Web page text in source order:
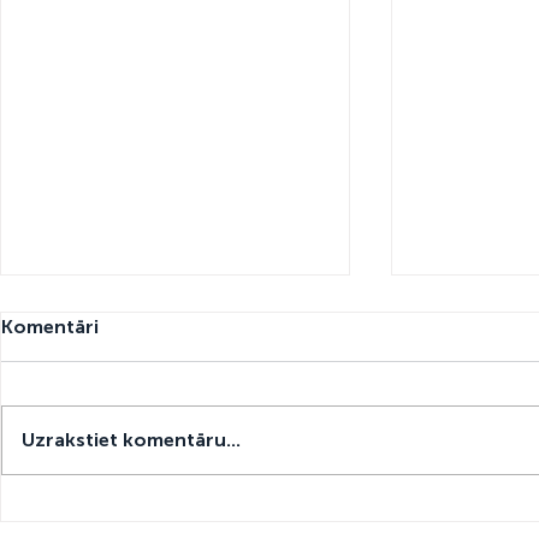
Komentāri
Uzrakstiet komentāru...